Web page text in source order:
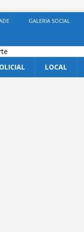
GALERIA SOCIAL
LOCAL